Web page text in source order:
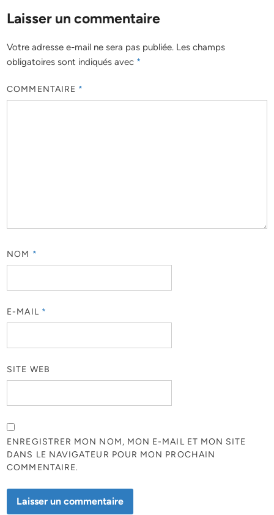
Laisser un commentaire
Votre adresse e-mail ne sera pas publiée. Les champs
obligatoires sont indiqués avec *
COMMENTAIRE *
NOM *
E-MAIL *
SITE WEB
ENREGISTRER MON NOM, MON E-MAIL ET MON SITE
DANS LE NAVIGATEUR POUR MON PROCHAIN
COMMENTAIRE.